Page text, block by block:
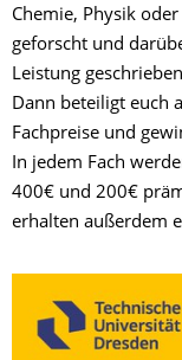
Chemie, Physik
geforscht und
Leistung
Dann beteiligt euch
Fachpreise und
In jedem Fach
400€ und 200€
erhalten außerdem